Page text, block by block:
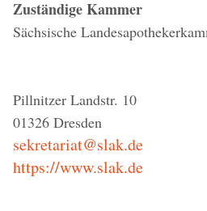
Zuständige Kammer
Sächsische
Pillnitzer Landstr. 10
01326 Dresden
sekretariat@slak.de
https://www.slak.de